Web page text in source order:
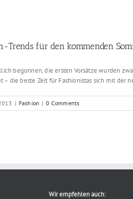
Trends für den kommenden
begonnen, die ersten Vorsätze wurden
– die beste Zeit für Fashionistas sich mit
| Fashion | 0 Comments
Wir empfehlen auch: